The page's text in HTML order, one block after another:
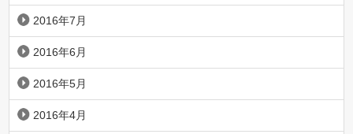
2016年7月
2016年6月
2016年5月
2016年4月